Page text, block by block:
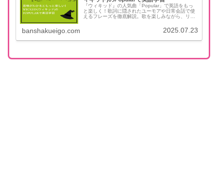
『ウィキッド』の人気曲「Popular」で英語をもっ
と楽しく！歌詞に隠されたユーモアや日常会話で使
えるフレーズを徹底解説。歌を楽しみながら、リス
banshakueigo.com 2025.07.23